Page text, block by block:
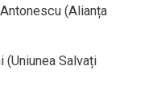
(Alianța
(Uniunea Salvați